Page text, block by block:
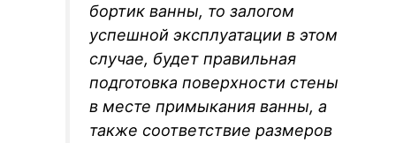
бортик ванны, то залогом
успешной эксплуатации в этом
случае, будет правильная
подготовка поверхности стены
в месте примыкания ванны, а
также соответствие размеров